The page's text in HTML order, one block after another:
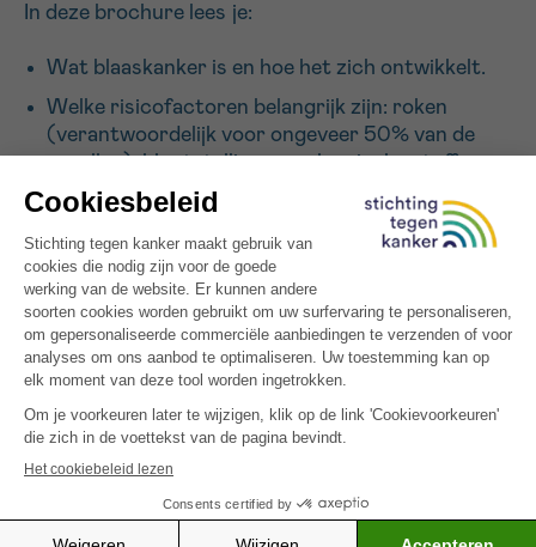
In deze brochure lees je:
Wat blaaskanker is en hoe het zich ontwikkelt.
Welke risicofactoren belangrijk zijn: roken
(verantwoordelijk voor ongeveer 50% van de
gevallen), blootstelling aan chemische stoffen,
chronische infecties, eerdere behandelingen met
chemo of radiotherapie…
Welke symptomen kunnen optreden: bloed in de
urine, pijn of branderig gevoel bij het plassen,
frequente aandrang…
Hoe de diagnose wordt gesteld:cystoscopie
urineonderzoek, medische beeldvorming.
Welke behandelingen mogelijk zijn: chirurgie,
immunotherapie, chemotherapie, enz.
preventie en herstel.